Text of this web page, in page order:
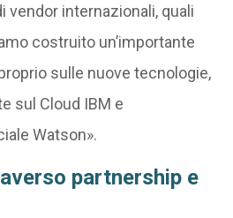
vendor internazionali, quali
costruito un’importante
sulle nuove tecnologie,
sul Cloud IBM e
Watson».
partnership e